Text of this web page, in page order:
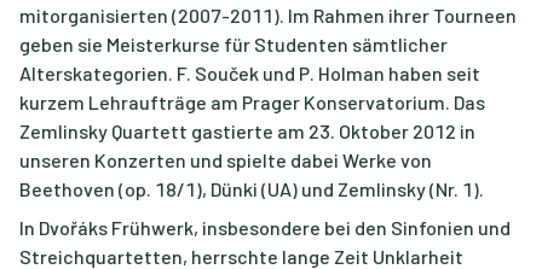
mitorganisierten (2007-2011). Im Rahmen ihrer Tourneen
geben sie Meisterkurse für Studenten sämtlicher
Alterskategorien. F. Souček und P. Holman haben seit
kurzem Lehraufträge am Prager Konservatorium. Das
Zemlinsky Quartett gastierte am 23. Oktober 2012 in
unseren Konzerten und spielte dabei Werke von
Beethoven (op. 18/1), Dünki (UA) und Zemlinsky (Nr. 1).
In Dvořáks Frühwerk, insbesondere bei den Sinfonien und
Streichquartetten, herrschte lange Zeit Unklarheit